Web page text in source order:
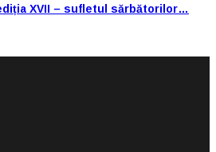
XVII – sufletul sărbătorilor…